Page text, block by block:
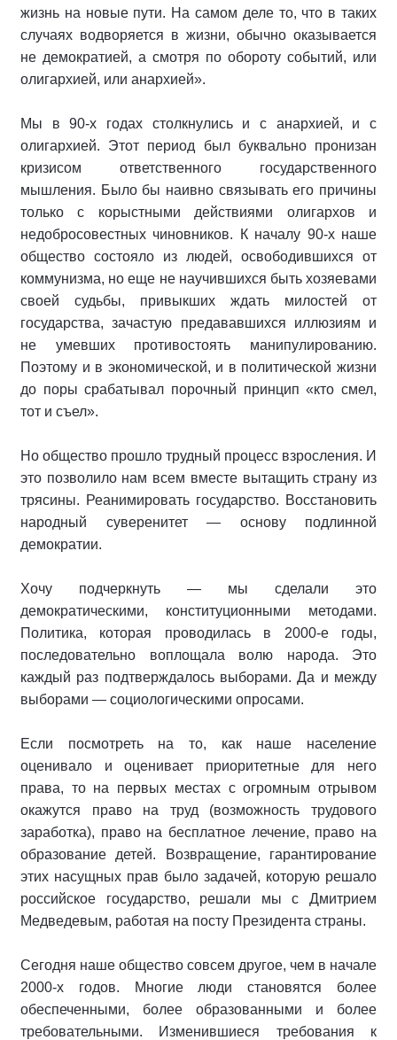
жизнь на новые пути. На самом деле то, что в таких
случаях водворяется в жизни, обычно оказывается
не демократией, а смотря по обороту событий, или
олигархией, или анархией».
Мы в 90-х годах столкнулись и с анархией, и с
олигархией. Этот период был буквально пронизан
кризисом ответственного государственного
мышления. Было бы наивно связывать его причины
только с корыстными действиями олигархов и
недобросовестных чиновников. К началу 90-х наше
общество состояло из людей, освободившихся от
коммунизма, но еще не научившихся быть хозяевами
своей судьбы, привыкших ждать милостей от
государства, зачастую предававшихся иллюзиям и
не умевших противостоять манипулированию.
Поэтому и в экономической, и в политической жизни
до поры срабатывал порочный принцип «кто смел,
тот и съел».
Но общество прошло трудный процесс взросления. И
это позволило нам всем вместе вытащить страну из
трясины. Реанимировать государство. Восстановить
народный суверенитет — основу подлинной
демократии.
Хочу подчеркнуть — мы сделали это
демократическими, конституционными методами.
Политика, которая проводилась в 2000-е годы,
последовательно воплощала волю народа. Это
каждый раз подтверждалось выборами. Да и между
выборами — социологическими опросами.
Если посмотреть на то, как наше население
оценивало и оценивает приоритетные для него
права, то на первых местах с огромным отрывом
окажутся право на труд (возможность трудового
заработка), право на бесплатное лечение, право на
образование детей. Возвращение, гарантирование
этих насущных прав было задачей, которую решало
российское государство, решали мы с Дмитрием
Медведевым, работая на посту Президента страны.
Сегодня наше общество совсем другое, чем в начале
2000-х годов. Многие люди становятся более
обеспеченными, более образованными и более
требовательными. Изменившиеся требования к